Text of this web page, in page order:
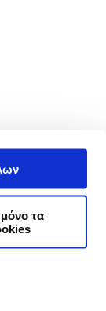
τα